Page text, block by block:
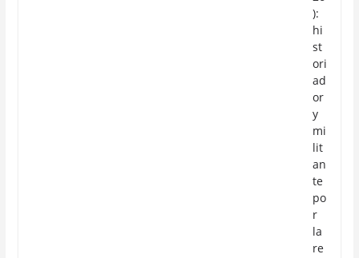
):
hi
st
ori
ad
or
y
mi
lit
an
te
po
r
la
re